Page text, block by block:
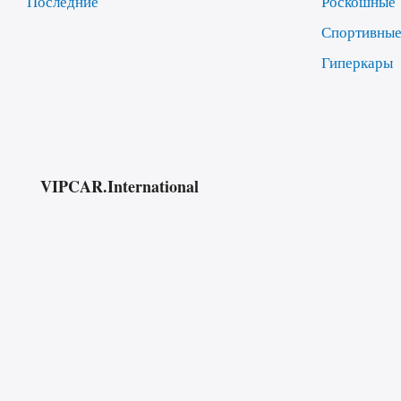
Спортивные
Гиперкары
VIPCAR.International